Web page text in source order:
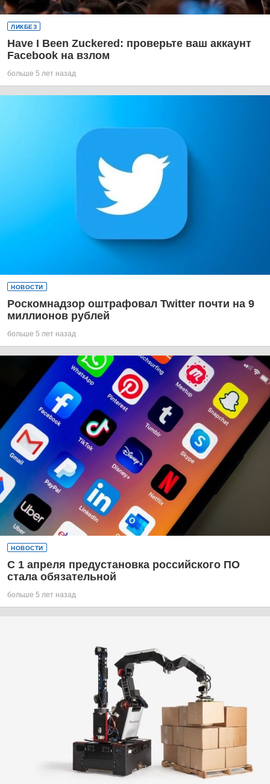
ЛИКБЕЗ
Have I Been Zuckered: проверьте ваш аккаунт
Facebook на взлом
больше 5 лет назад
НОВОСТИ
Роскомнадзор оштрафовал Twitter почти на 9
миллионов рублей
больше 5 лет назад
НОВОСТИ
С 1 апреля предустановка российского ПО
стала обязательной
больше 5 лет назад